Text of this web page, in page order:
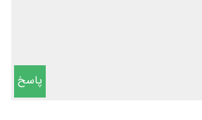
پاسخ